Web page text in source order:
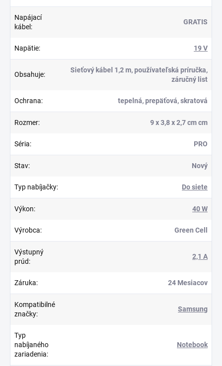
Napájací
kábel :
GRATIS
Napätie: 19 V
Obsahuje:
Sieťový kábel 1,2 m, používateľská príručka,
záručný list
Ochrana: tepelná, prepäťová, skratová
Rozmer: 9 x 3,8 x 2,7 cm cm
Séria: PRO
Stav: Nový
Typ nabíjačky: Do siete
Výkon: 40 W
Výrobca: Green Cell
Výstupný
prúd:
2,1 A
Záruka: 24 Mesiacov
Kompatibilné
značky:
Samsung
Typ
nabíjaného
zariadenia:
Notebook